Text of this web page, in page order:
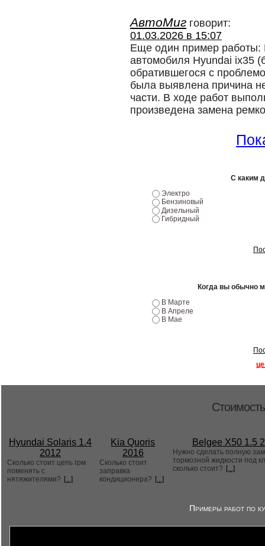
АвтоМиг говорит:
01.03.2026 в 15:07
Еще один пример работы:
автомобиля Hyundai ix35
обратившегося с
была выявлена причина
части. В ходе работ
произведена замена
С каким
Электро
Бензиновый
Дизельный
Гибридный
Когда вы обычно
В Марте
В Апреле
В Мае
Hyundai Solaris 1.4
2012
Сколько стоит цепь грм
поменять с
нятяжителями? [...]
Kia Quoris
2016
Сколько стоит
заправка
кондиционера? [...]
Belgee X50 1.5
Нужно сделать полную
тормозной жидкости под
сколько стоит? [...]
Примеры работ по